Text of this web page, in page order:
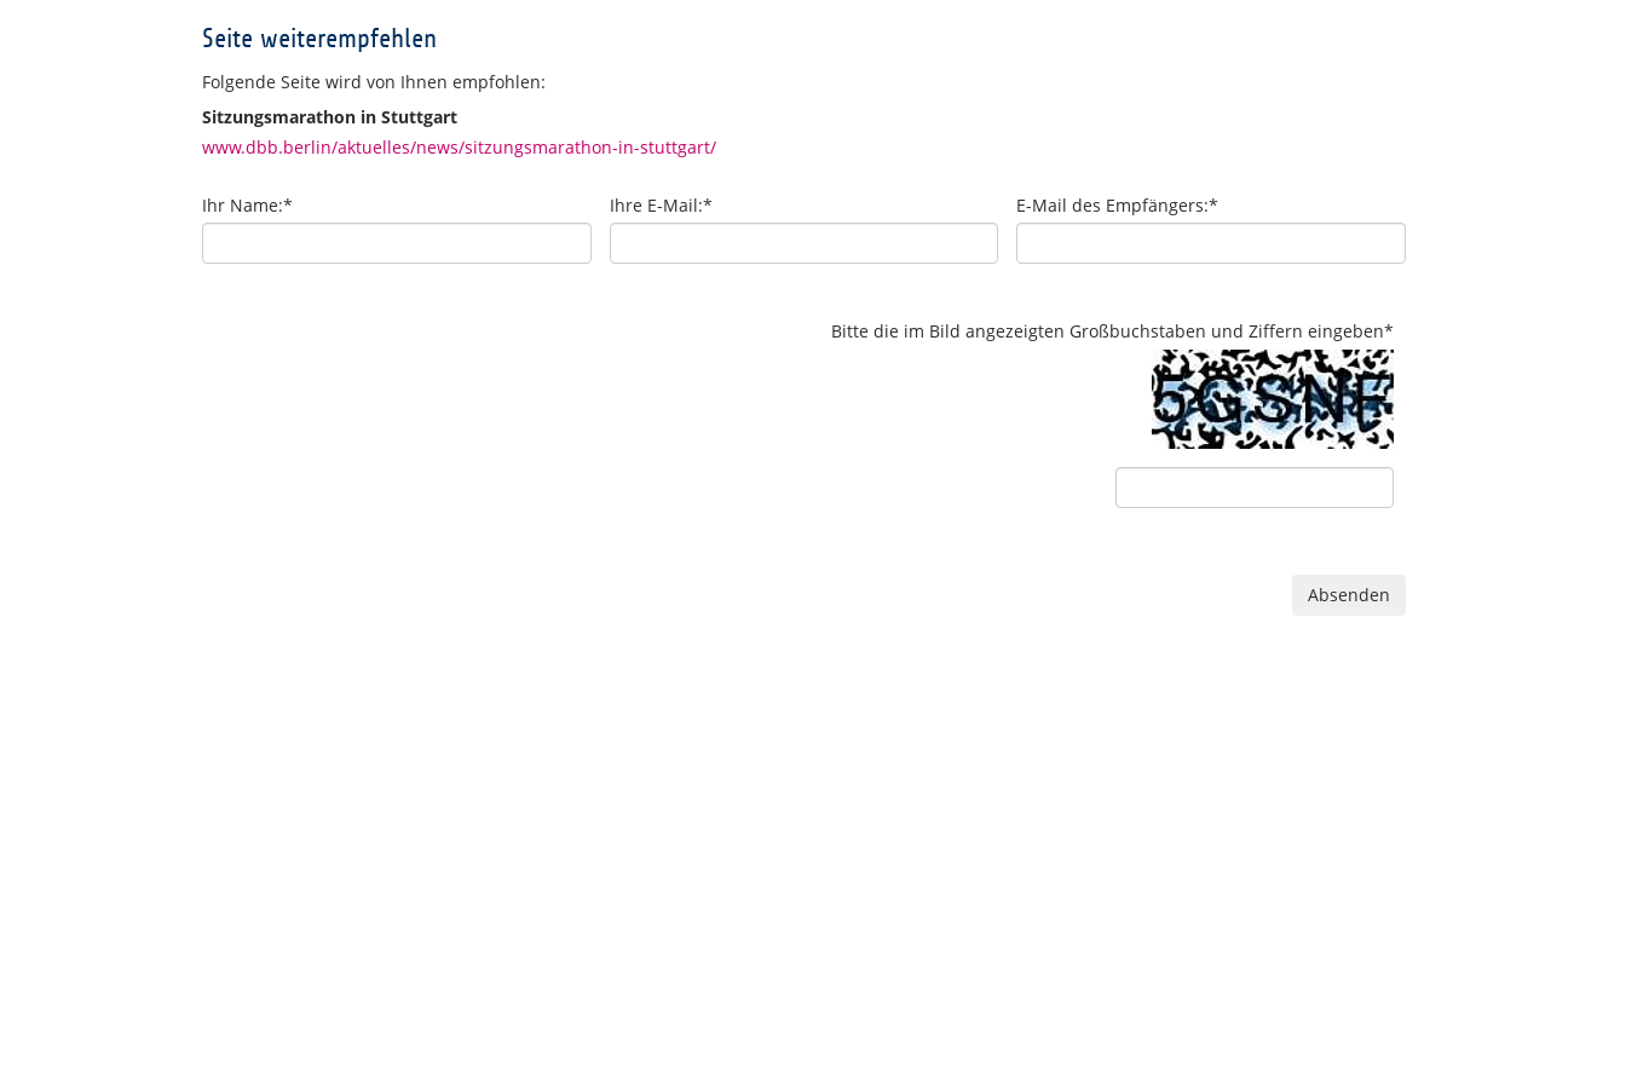
Seite weiterempfehlen
Folgende Seite wird von Ihnen empfohlen:
Sitzungsmarathon in Stuttgart
www.dbb.berlin/aktuelles/news/sitzungsmarathon-in-stuttgart/
Ihr Name:* Ihre E-Mail:* E-Mail des Empfängers:*
Bitte die im Bild angezeigten Großbuchstaben und Ziffern eingeben*
Absenden